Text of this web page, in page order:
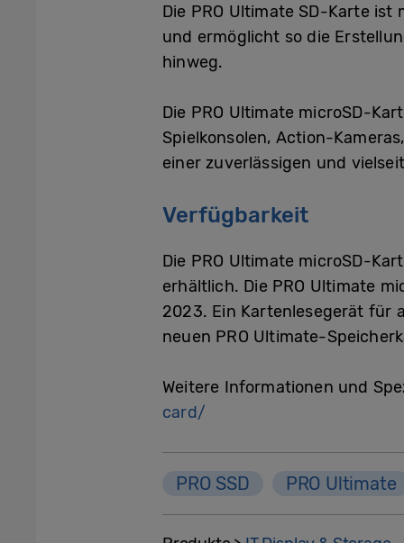
Die PRO Ultimate SD-Karte ist
und ermöglicht so die
hinweg.
Die PRO Ultimate microSD-
Spielkonsolen, Action-
einer zuverlässigen und
Verfügbarkeit
Die PRO Ultimate microSD-
erhältlich. Die PRO Ultimate
2023. Ein Kartenlesegerät für
neuen PRO Ultimate-
Weitere Informationen und
card/
PRO SSD PRO Ultimate